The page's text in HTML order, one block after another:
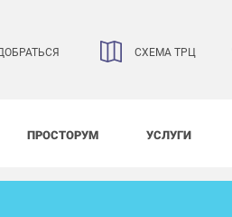
СХЕМА ТРЦ
ПРОСТОРУМ УСЛУГИ